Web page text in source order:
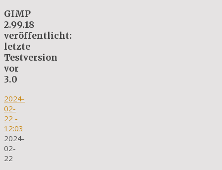
GIMP
2.99.18
veröffentlicht:
letzte
Testversion
vor
3.0
2024-
02-
22 -
12:03
2024-
02-
22